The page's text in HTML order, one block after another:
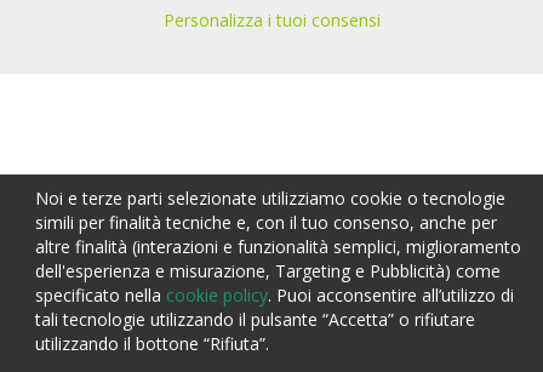
Personalizza i tuoi consensi
CALCOLA PREVENTIVO
Noi e terze parti selezionate utilizziamo cookie o tecnologie
simili per finalità tecniche e, con il tuo consenso, anche per
altre finalità (interazioni e funzionalità semplici, miglioramento
dell'esperienza e misurazione, Targeting e Pubblicità) come
specificato nella cookie policy. Puoi acconsentire all’utilizzo di
tali tecnologie utilizzando il pulsante “Accetta” o rifiutare
utilizzando il bottone “Rifiuta”.